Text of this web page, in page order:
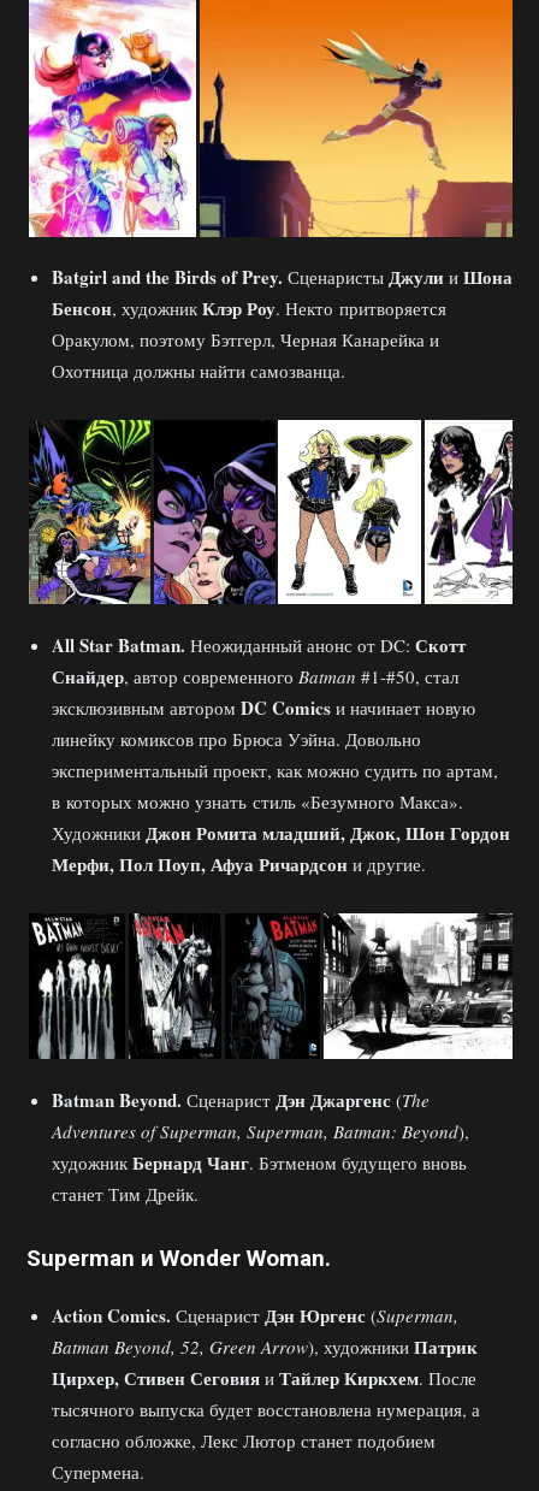
Batgirl and the Birds of Prey. Сценаристы Джули и Шона
Бенсон, художник Клэр Роу. Некто притворяется
Оракулом, поэтому Бэтгерл, Черная Канарейка и
Охотница должны найти самозванца.
AllStarBatman. Неожиданный анонс от DC: Скотт
Снайдер, автор современного Batman #1-#50, стал
эксклюзивным автором DC Comics и начинает новую
линейку комиксов про Брюса Уэйна. Довольно
экспериментальный проект, как можно судить по артам,
в которых можно узнать стиль «Безумного Макса».
Художники Джон Ромита младший, Джок, Шон Гордон
Мерфи, Пол Поуп, Афуа Ричардсон и другие.
BatmanBeyond. Сценарист Дэн Джаргенс (The
Adventures of Superman, Superman, Batman: Beyond),
художник Бернард Чанг. Бэтменом будущего вновь
станет Тим Дрейк.
Superman и Wonder Woman.
ActionComics. Сценарист Дэн Юргенс (Superman,
Batman Beyond, 52, Green Arrow), художники Патрик
Цирхер, Стивен Сеговия и Тайлер Киркхем. После
тысячного выпуска будет восстановлена нумерация, а
согласно обложке, Лекс Лютор станет подобием
Супермена.